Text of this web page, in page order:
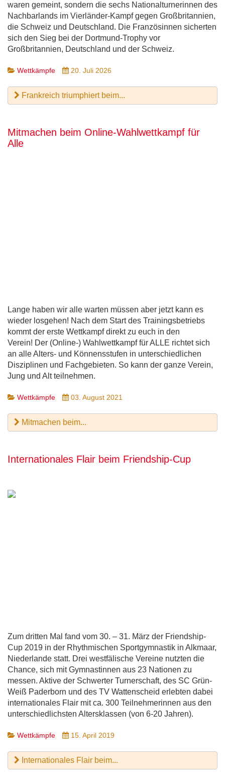
waren gemeint, sondern die sechs Nationalturnerinnen des
Nachbarlands im Vierländer-Kampf gegen Großbritannien,
die Schweiz und Deutschland. Die Französinnen sicherten
sich den Sieg bei der Dortmund-Trophy vor
Großbritannien, Deutschland und der Schweiz.
Wettkämpfe 20. Juli 2026
Frankreich triumphiert beim...
Mitmachen beim Online-Wahlwettkampf für
Alle
Lange haben wir alle warten müssen aber jetzt kann es
wieder losgehen! Nach dem Start des Trainingsbetriebs
kommt der erste Wettkampf direkt zu euch in den
Verein! Der (Online-) Wahlwettkampf für ALLE richtet sich
an alle Alters- und Könnensstufen in unterschiedlichen
Disziplinen und Fachgebieten. So kann der ganze Verein,
Jung und Alt teilnehmen.
Wettkämpfe 03. August 2021
Mitmachen beim...
Internationales Flair beim Friendship-Cup
Zum dritten Mal fand vom 30. – 31. März der Friendship-
Cup 2019 in der Rhythmischen Sportgymnastik in Alkmaar,
Niederlande statt. Drei westfälische Vereine nutzten die
Chance, sich mit Gymnastinnen aus 23 Nationen zu
messen. Aktive der Schwerter Turnerschaft, des SC Grün-
Weiß Paderborn und des TV Wattenscheid erlebten dabei
internationales Flair mit ca. 300 Teilnehmerinnen aus den
unterschiedlichsten Altersklassen (von 6-20 Jahren).
Wettkämpfe 15. April 2019
Internationales Flair beim...